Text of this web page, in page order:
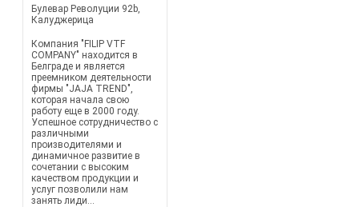
Булевар Револуции 92b,
Калуджерица
Компания "FILIP VTF
COMPANY" находится в
Белграде и является
преемником деятельности
фирмы "JAJA TREND",
которая начала свою
работу еще в 2000 году.
Успешное сотрудничество с
различными
производителями и
динамичное развитие в
сочетании с высоким
качеством продукции и
услуг позволили нам
занять лиди...